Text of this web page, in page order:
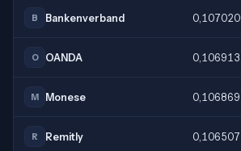
B Bankenverband 0,107020
O OANDA 0,106913
M Monese 0,106869
R Remitly 0,106507